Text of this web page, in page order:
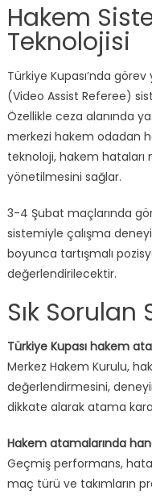
Hakem
Teknolojisi
Türkiye Kupası’nda
(Video Assist Referee)
Özellikle ceza alanında
merkezi hakem odadan
teknoloji, hakem hataları
yönetilmesini sağlar.
3-4 Şubat maçlarında
sistemiyle çalışma
boyunca tartışmalı
değerlendirilecektir.
Sık Sorulan
Türkiye Kupası hakem
Merkez Hakem Kurulu,
değerlendirmesini,
dikkate alarak atama
Hakem atamalarında
Geçmiş performans,
maç türü ve takımların